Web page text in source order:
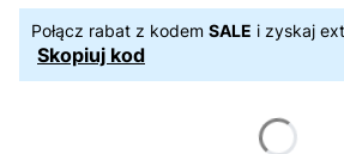
Połącz rabat z kodem SALE i zyskaj
Skopiuj kod